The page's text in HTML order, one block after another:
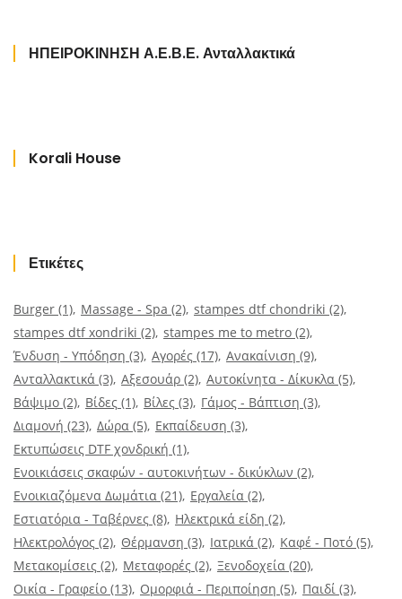
ΗΠΕΙΡΟΚΙΝΗΣΗ Α.Ε.Β.Ε. Ανταλλακτικά
Korali House
Ετικέτες
Burger (1) Massage - Spa (2) stampes dtf chondriki (2)
stampes dtf xondriki (2) stampes me to metro (2)
Ένδυση - Υπόδηση (3) Αγορές (17) Ανακαίνιση (9)
Ανταλλακτικά (3) Αξεσουάρ (2) Αυτοκίνητα - Δίκυκλα (5)
Βάψιμο (2) Βίδες (1) Βίλες (3) Γάμος - Βάπτιση (3)
Διαμονή (23) Δώρα (5) Εκπαίδευση (3)
Εκτυπώσεις DTF χονδρική (1)
Ενοικιάσεις σκαφών - αυτοκινήτων - δικύκλων (2)
Ενοικιαζόμενα Δωμάτια (21) Εργαλεία (2)
Εστιατόρια - Ταβέρνες (8) Ηλεκτρικά είδη (2)
Ηλεκτρολόγος (2) Θέρμανση (3) Ιατρικά (2) Καφέ - Ποτό (5)
Μετακομίσεις (2) Μεταφορές (2) Ξενοδοχεία (20)
Οικία - Γραφείο (13) Ομορφιά - Περιποίηση (5) Παιδί (3)